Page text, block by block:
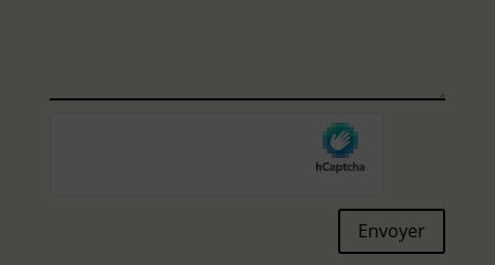
Envoyer